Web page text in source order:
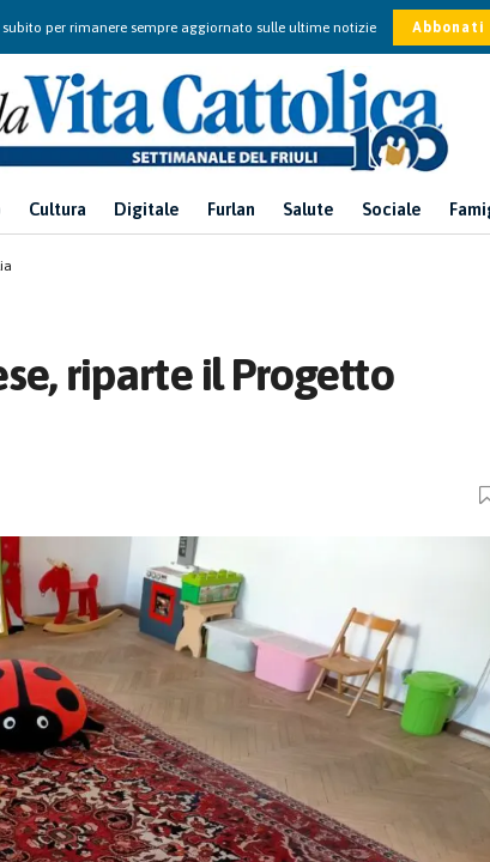
per rimanere sempre aggiornato sulle ultime notizie Abbonati
Cultura Digitale Furlan Salute Sociale
riparte il Progetto